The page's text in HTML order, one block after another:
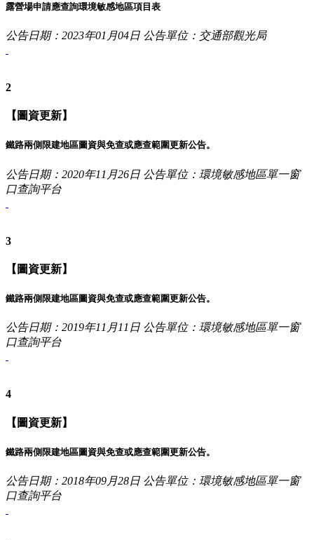
露營場申請應查詢環境敏感地區項目表
公告日期：2023年01月04日 公告單位：交通部觀光局
2
【圖資更新】
鐵路兩側限建地區圖資與免查或應查範圍更新公告。
公告日期：2020年11月26日 公告單位：環境敏感地區單一窗
口查詢平台
3
【圖資更新】
鐵路兩側限建地區圖資與免查或應查範圍更新公告。
公告日期：2019年11月11日 公告單位：環境敏感地區單一窗
口查詢平台
4
【圖資更新】
鐵路兩側限建地區圖資與免查或應查範圍更新公告。
公告日期：2018年09月28日 公告單位：環境敏感地區單一窗
口查詢平台